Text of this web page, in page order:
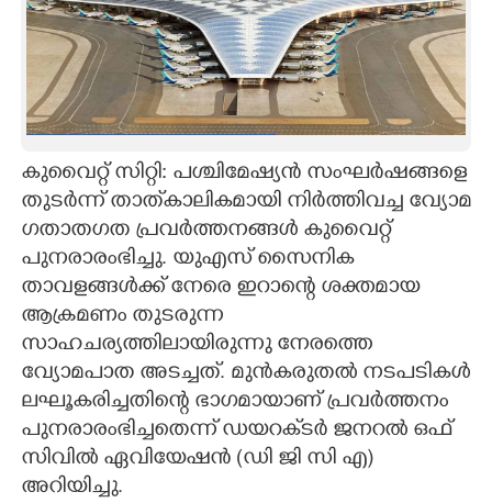
INFO+
ART
CARTOONS
LITERATURE
ZOOM
CONTACT US
കുവൈറ്റ് സിറ്റി: പശ്ചിമേഷ്യൻ സംഘർഷങ്ങളെ
തുടർന്ന് താത്‌കാലികമായി നിർത്തിവച്ച വ്യോമ
ഗതാതഗത പ്രവർത്തനങ്ങൾ കുവൈറ്റ്
പുനരാരംഭിച്ചു. യുഎസ് സൈനിക
താവളങ്ങൾക്ക് നേരെ ഇറാന്റെ ശക്തമായ
ആക്രമണം തുടരുന്ന
സാഹചര്യത്തിലായിരുന്നു നേരത്തെ
വ്യോമപാത അടച്ചത്. മുൻകരുതൽ നടപടികൾ
ലഘൂകരിച്ചതിന്റെ ഭാഗമായാണ് പ്രവർത്തനം
പുനരാരംഭിച്ചതെന്ന് ഡയറക്‌ടർ ജനറൽ ഒഫ്
സിവിൽ ഏവിയേഷൻ (ഡി ജി സി എ)
അറിയിച്ചു.